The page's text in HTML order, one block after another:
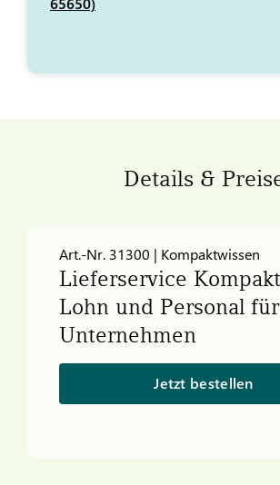
Details &
Art.-Nr. 31300 | Kompaktwissen
Lieferservice
Lohn und Personal für
Unternehmen
Jetzt bestellen